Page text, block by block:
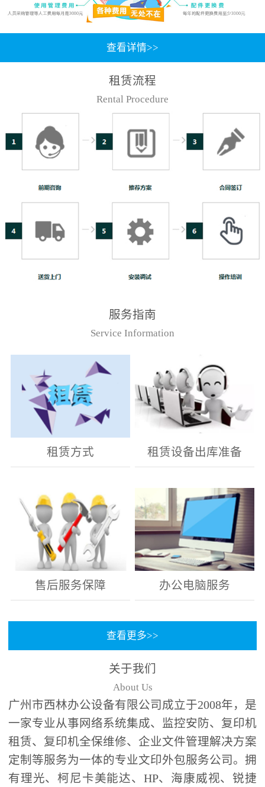
查看详情>>
租赁流程
Rental Procedure
服务指南
Service Information
租赁方式 租赁设备出库准备
售后服务保障 办公电脑服务
查看更多>>
关于我们
About Us
广州市西林办公设备有限公司成立于2008年，是
一家专业从事网络系统集成、监控安防、复印机
租赁、复印机全保维修、企业文件管理解决方案
定制等服务为一体的专业文印外包服务公司。拥
有理光、柯尼卡美能达、HP、海康威视、锐捷